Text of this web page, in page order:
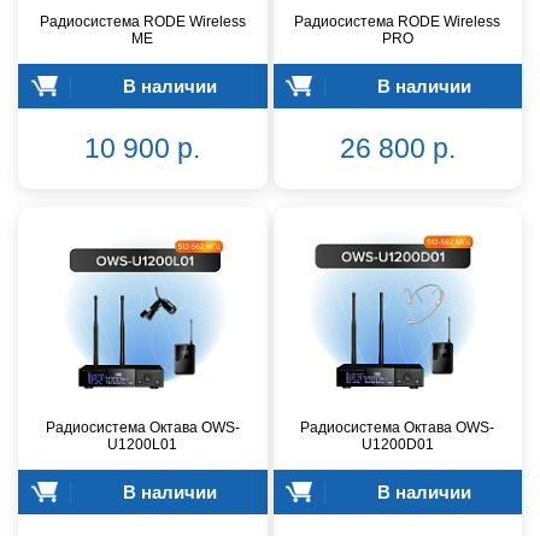
Радиосистема RODE Wireless
ME
В наличии
10 900 р.
Радиосистема RODE Wireless
PRO
В наличии
26 800 р.
Радиосистема Октава OWS-
U1200L01
В наличии
Радиосистема Октава OWS-
U1200D01
В наличии